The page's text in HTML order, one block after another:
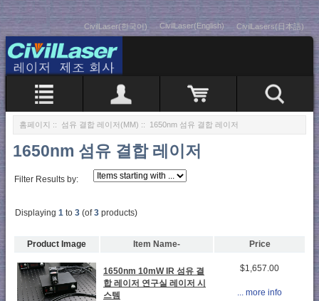
CivilLaser(한국어) CivilLaser(English) CivilLasers(日本語)
홈페이지 :: 섬유 결합 레이저(MM) :: 1650nm 섬유 결합 레이저
1650nm 섬유 결합 레이저
Filter Results by:
Displaying 1 to 3 (of3 products)
Product Image Item Name- Price
1650nm 10mW IR 섬유 결
합 레이저 연구실 레이저 시
스템
$1,657.00
... more info